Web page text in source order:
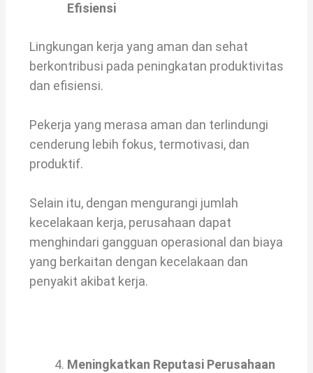
Efisiensi
Lingkungan kerja yang aman dan sehat
berkontribusi pada peningkatan produktivitas
dan efisiensi.
Pekerja yang merasa aman dan terlindungi
cenderung lebih fokus, termotivasi, dan
produktif.
Selain itu, dengan mengurangi jumlah
kecelakaan kerja, perusahaan dapat
menghindari gangguan operasional dan biaya
yang berkaitan dengan kecelakaan dan
penyakit akibat kerja.
Meningkatkan Reputasi Perusahaan